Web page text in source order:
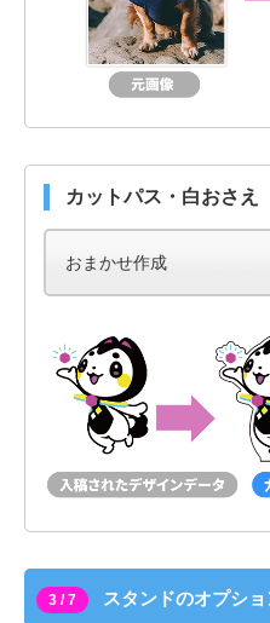
カットパス・白おさえ
3 / 7 スタンドのオプシ